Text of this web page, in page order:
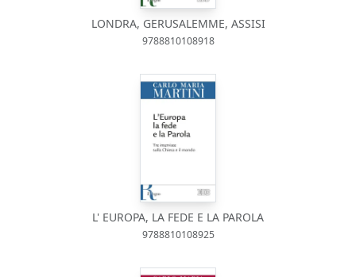
LONDRA, GERUSALEMME, ASSISI
9788810108918
L' EUROPA, LA FEDE E LA PAROLA
9788810108925